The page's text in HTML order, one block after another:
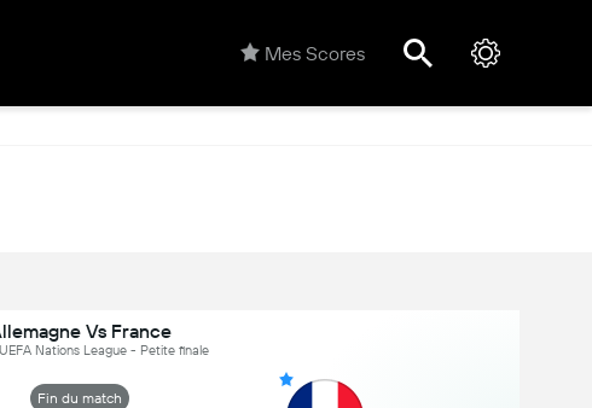
Mes Scores
Vs France
Nations League - Petite finale
Fin du match